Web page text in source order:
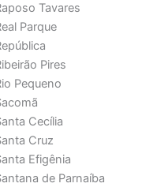
Tavares
Parque
Pires
Pequeno
Cecília
Cruz
Efigênia
de Parnaíba